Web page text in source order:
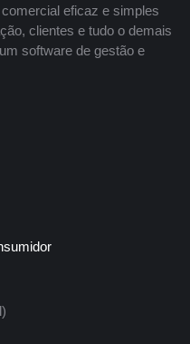
eficaz e simples
clientes e tudo o demais
software de gestão e